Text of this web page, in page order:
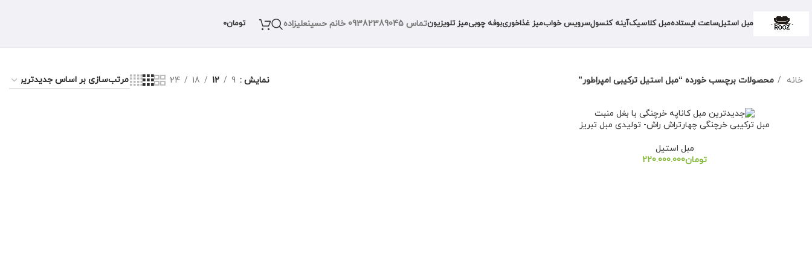
مبل استیلساعت ایستادهمبل کلاسیکآینه کنسولسرویس خوابمیز غذاخوریبوفه چوبیمیز تلویزیونتماس 09382389045 خانم حسینعلیزاده تومان0
خانه محصولات برچسب خورده “مبل استیل ترکیبی امپراطور” نمایش 9
12
18
24
مبل ترکیبی خرچنگی چهارتراش راش- تولیدی مبل تبریز
مبل استیل
تومان